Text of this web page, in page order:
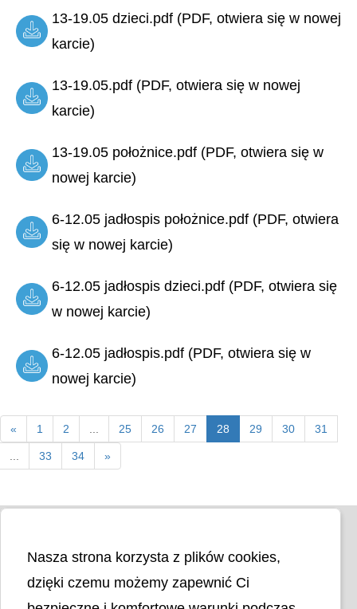
13-19.05 dzieci.pdf (PDF, otwiera się w nowej
karcie)
13-19.05.pdf (PDF, otwiera się w nowej
karcie)
13-19.05 położnice.pdf (PDF, otwiera się w
nowej karcie)
6-12.05 jadłospis położnice.pdf (PDF, otwiera
się w nowej karcie)
6-12.05 jadłospis dzieci.pdf (PDF, otwiera się
w nowej karcie)
6-12.05 jadłospis.pdf (PDF, otwiera się w
nowej karcie)
« 1 2 ... 25 26 27 28 29 30 31
... 33 34 »
Nasza strona korzysta z plików cookies,
dzięki czemu możemy zapewnić Ci